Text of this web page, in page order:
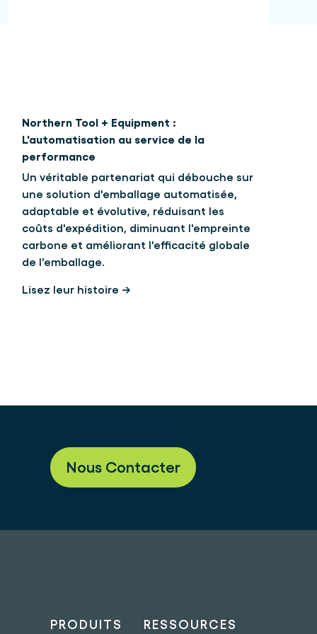
Northern Tool + Equipment :
L'automatisation au service de la
performance
Un véritable partenariat qui débouche sur
une solution d'emballage automatisée,
adaptable et évolutive, réduisant les
coûts d'expédition, diminuant l'empreinte
carbone et améliorant l'efficacité globale
de l'emballage.
Lisez leur histoire →
Nous Contacter
PRODUITS RESSOURCES